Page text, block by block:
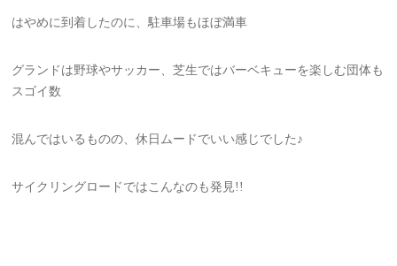
はやめに到着したのに、駐車場もほぼ満車
グランドは野球やサッカー、芝生ではバーベキューを楽しむ団体も
スゴイ数
混んではいるものの、休日ムードでいい感じでした♪
サイクリングロードではこんなのも発見!!